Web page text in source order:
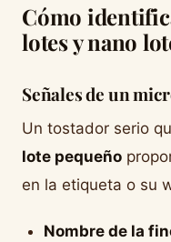
Cómo
lotes y nano
Señales de un
Un tostador serio
lote pequeño
en la etiqueta o su
Nombre de la